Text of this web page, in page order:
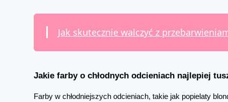
Jak skutecznie walczyć z
Jakie farby o chłodnych odcieniach najlepiej
Farby w chłodniejszych odcieniach, takie jak popielaty